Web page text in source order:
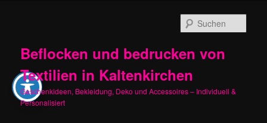
Beflocken und bedrucken von
Textilien in Kaltenkirchen
Geschenkideen, Bekleidung, Deko und Accessoires – Individuell &
Personalisiert